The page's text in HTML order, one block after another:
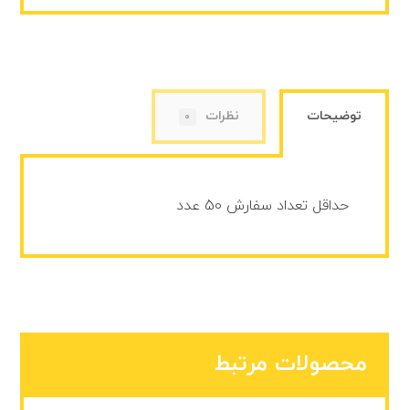
توضیحات نظرات 0
حداقل تعداد سفارش 50 عدد
محصولات مرتبط